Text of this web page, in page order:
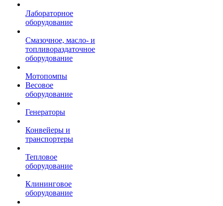
Лабораторное
оборудование
Смазочное, масло- и
топливораздаточное
оборудование
Мотопомпы
Весовое
оборудование
Генераторы
Конвейеры и
транспортеры
Тепловое
оборудование
Клининговое
оборудование